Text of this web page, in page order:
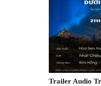
Trailer Audio